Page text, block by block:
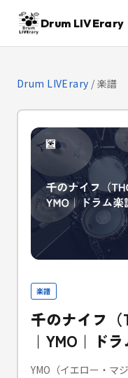
Drum LIVErary
Drum LIVErary / 楽譜
楽譜
千のナイフ（
｜YMO｜ド
YMO（イエロー・マ